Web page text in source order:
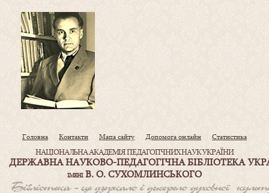
Головна Контакти Мапа сайту Допомога онлайн Статистика
НАЦІОНАЛЬНА АКАДЕМІЯ ПЕДАГОГІЧНИХ НАУК УКРАЇНИ
ДЕРЖАВНА НАУКОВО-ПЕДАГОГІЧНА БІБЛІОТЕКА
ІМЕНІВ. О. СУХОМЛИНСЬКОГО